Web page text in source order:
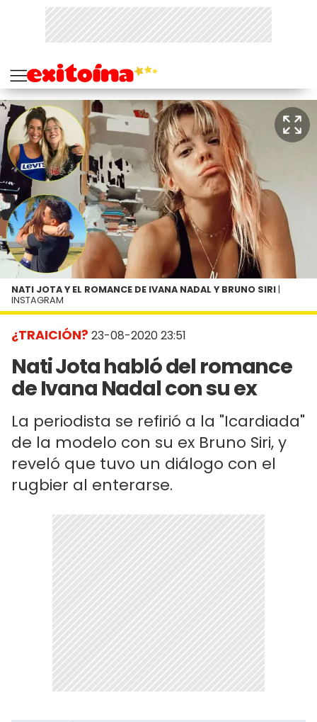
¿TRAICIÓN? 23-08-2020 23:51
Nati Jota habló del romance
de Ivana Nadal con su ex
La periodista se refirió a la "Icardiada"
de la modelo con su ex Bruno Siri, y
reveló que tuvo un diálogo con el
rugbier al enterarse.
NATI JOTA Y EL ROMANCE DE IVANA NADAL Y BRUNO SIRI |
INSTAGRAM